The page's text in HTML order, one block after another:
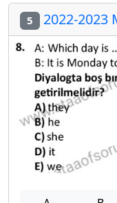
5 2022-2023